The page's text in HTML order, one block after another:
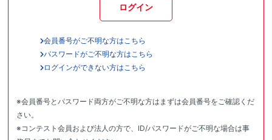
ログイン
会員番号がご不明な方はこちら
パスワードがご不明な方はこちら
ログインができない方はこちら
※会員番号とパスワード両方がご不明な方はまずは会員番号をご確認くだ
さい。
※コンテスト会員および法人の方で、ID/パスワードがご不明な場合は事